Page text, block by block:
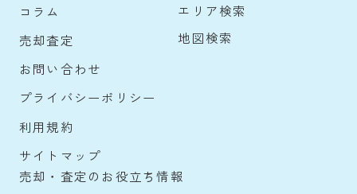
コラム
売却査定
お問い合わせ
プライバシーポリシー
利用規約
サイトマップ
エリア検索
地図検索
売却・査定のお役立ち情報